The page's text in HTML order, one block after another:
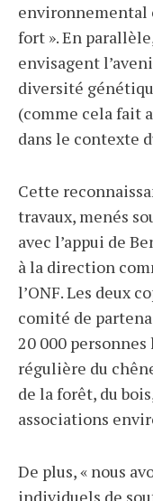
environnemental
fort ». En
envisagent
diversité
(comme cela fait
dans le contexte
Cette
travaux, menés
avec l’appui de
à la direction
l’ONF. Les deux
comité de
20 000
régulière du
de la forêt, du
associations
De plus, « nous
individuels de